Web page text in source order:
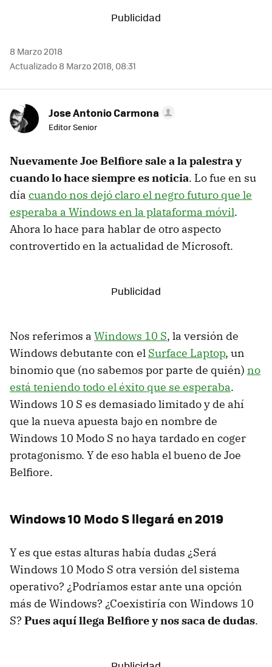
8 Marzo 2018
Actualizado 8 Marzo 2018, 08:31
Jose Antonio Carmona
Editor Senior
Nuevamente Joe Belfiore sale a la palestra y
cuando lo hace siempre es noticia. Lo fue en su
día cuando nos dejó claro el negro futuro que le
esperaba a Windows en la plataforma móvil.
Ahora lo hace para hablar de otro aspecto
controvertido en la actualidad de Microsoft.
Nos referimos a Windows 10 S, la versión de
Windows debutante con el Surface Laptop, un
binomio que (no sabemos por parte de quién) no
está teniendo todo el éxito que se esperaba.
Windows 10 S es demasiado limitado y de ahí
que la nueva apuesta bajo en nombre de
Windows 10 Modo S no haya tardado en coger
protagonismo. Y de eso habla el bueno de Joe
Belfiore.
Windows 10 Modo S llegará en 2019
Y es que estas alturas había dudas ¿Será
Windows 10 Modo S otra versión del sistema
operativo? ¿Podríamos estar ante una opción
más de Windows? ¿Coexistiría con Windows 10
S? Pues aquí llega Belfiore y nos saca de dudas.